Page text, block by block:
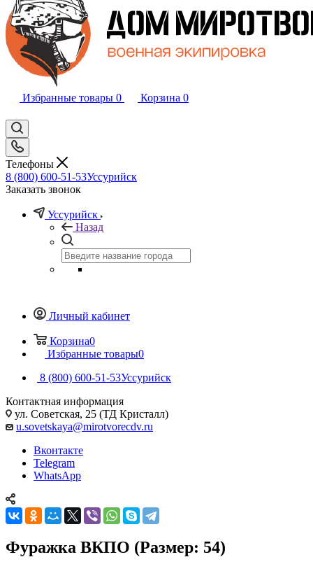
Избранные товары 0 Корзина 0
Телефоны
8 (800) 600-51-53Уссурийск
Заказать звонок
Уссурийск
Назад
Личный кабинет
Корзина0
Избранные товары0
8 (800) 600-51-53Уссурийск
Контактная информация
ул. Советская, 25 (ТД Кристалл)
u.sovetskaya@mirotvorecdv.ru
Вконтакте
Telegram
WhatsApp
Фуражка ВКПО (Размер: 54)